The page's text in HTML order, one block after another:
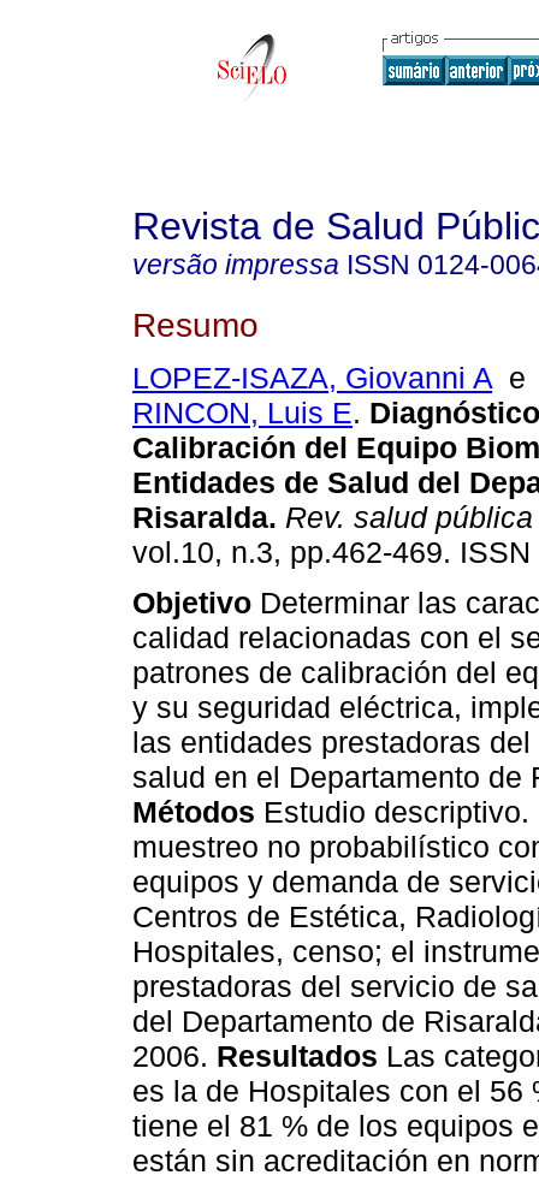
Revista de Salud
versão impressa ISSN 0124-
Resumo
LOPEZ-ISAZA, Giovanni A
RINCON, Luis E.
Calibración del Equipo
Entidades de Salud del
Risaralda. Rev. salud pública
vol.10, n.3, pp.462-469.
Objetivo Determinar las
calidad relacionadas con el
patrones de calibración del
y su seguridad eléctrica,
las entidades prestadoras
salud en el Departamento de
Métodos Estudio
muestreo no probabilístico
equipos y demanda de
Centros de Estética,
Hospitales, censo; el
prestadoras del servicio de
del Departamento de
2006. Resultados Las
es la de Hospitales con el 56
tiene el 81 % de los equipos
están sin acreditación en